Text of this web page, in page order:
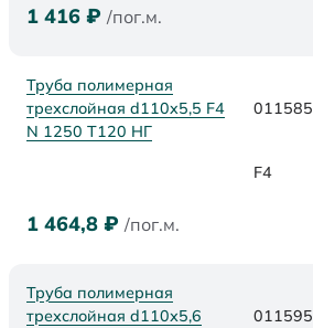
1 416 ₽ /пог.м.
Труба полимерная
трехслойная d110x5,5 F4
N 1250 Т120 НГ
011585
F4
1 464,8 ₽ /пог.м.
Труба полимерная
трехслойная d110х5,6
011595